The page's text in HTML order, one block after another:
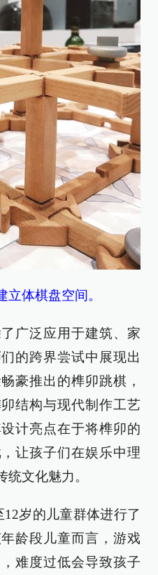
体棋盘空间。
广泛应用于建筑、家
的跨界尝试中展现出
豪推出的榫卯跳棋，
结构与现代制作工艺
计亮点在于将榫卯的
让孩子们在娱乐中理
文化魅力。
岁的儿童群体进行了
龄段儿童而言，游戏
难度过低会导致孩子